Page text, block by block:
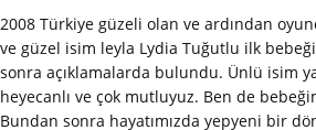
2008 Türkiye güzeli olan ve ardından
ve güzel isim leyla Lydia Tuğutlu ilk
sonra açıklamalarda bulundu. Ünlü isim
heyecanlı ve çok mutluyuz. Ben de
Bundan sonra hayatımızda yepyeni bir